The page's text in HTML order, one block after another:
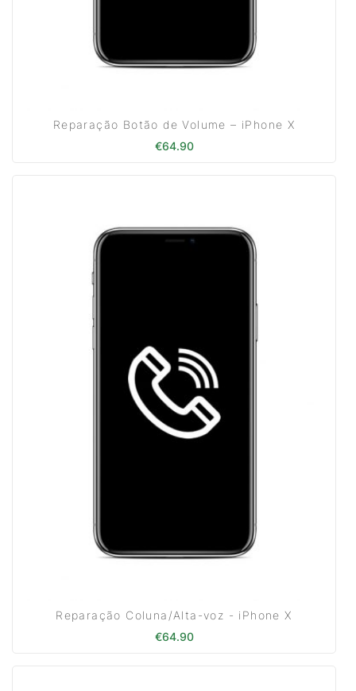
Reparação Botão de Volume – iPhone X
€64.90
Reparação Coluna/Alta-voz - iPhone X
€64.90